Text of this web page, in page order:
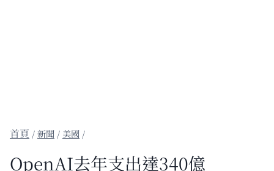
/新聞 / 美國 /
OpenAI去年支出達340億